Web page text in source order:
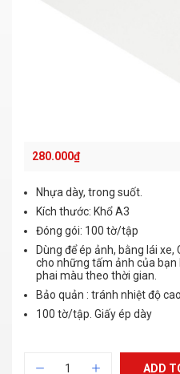
280.000₫
Nhựa dày, trong suốt.
Kích thước: Khổ A3
Đóng gói: 100 tờ/tập
Dùng để ép ảnh, bằng lái
cho những tấm ảnh của
phai màu theo thời gian.
Bảo quản : tránh nhiệt độ
100 tờ/tập. Giấy ép dày
ADD